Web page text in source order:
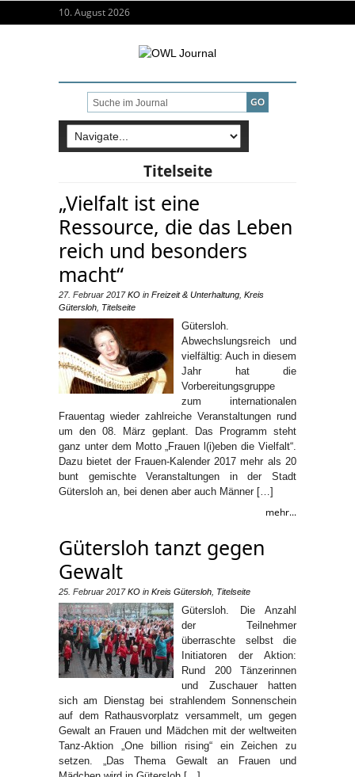
10. August 2026
Titelseite
„Vielfalt ist eine
Ressource, die das Leben
reich und besonders
macht“
27. Februar 2017 KO in Freizeit & Unterhaltung Kreis
Gütersloh Titelseite
Gütersloh.
Abwechslungsreich und
vielfältig: Auch in diesem
Jahr hat die
Vorbereitungsgruppe
zum internationalen
Frauentag wieder zahlreiche Veranstaltungen rund
um den 08. März geplant. Das Programm steht
ganz unter dem Motto „Frauen l(i)eben die Vielfalt“.
Dazu bietet der Frauen-Kalender 2017 mehr als 20
bunt gemischte Veranstaltungen in der Stadt
Gütersloh an, bei denen aber auch Männer […]
mehr...
Gütersloh tanzt gegen
Gewalt
25. Februar 2017 KO in Kreis Gütersloh Titelseite
Gütersloh. Die Anzahl
der Teilnehmer
überraschte selbst die
Initiatoren der Aktion:
Rund 200 Tänzerinnen
und Zuschauer hatten
sich am Dienstag bei strahlendem Sonnenschein
auf dem Rathausvorplatz versammelt, um gegen
Gewalt an Frauen und Mädchen mit der weltweiten
Tanz-Aktion „One billion rising“ ein Zeichen zu
setzen. „Das Thema Gewalt an Frauen und